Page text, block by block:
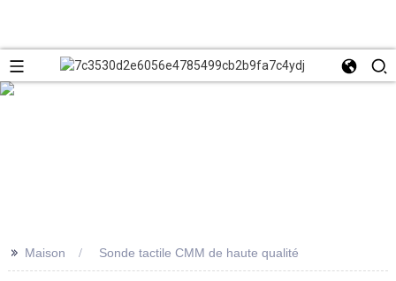
>> Maison Sonde tactile CMM de haute qualité